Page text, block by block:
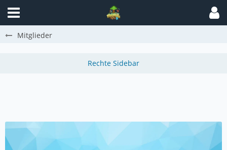
Mitglieder